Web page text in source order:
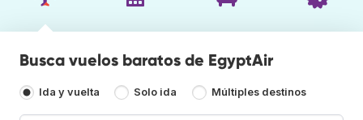
Busca vuelos baratos de EgyptAir
Ida y vuelta Solo ida Múltiples destinos